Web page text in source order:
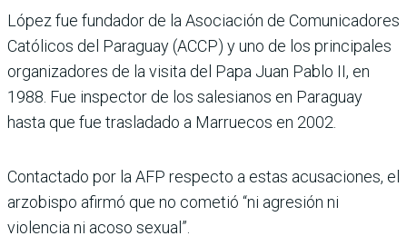
López fue fundador de la Asociación de Comunicadores
Católicos del Paraguay (ACCP) y uno de los principales
organizadores de la visita del Papa Juan Pablo II, en
1988. Fue inspector de los salesianos en Paraguay
hasta que fue trasladado a Marruecos en 2002.
Contactado por la AFP respecto a estas acusaciones, el
arzobispo afirmó que no cometió “ni agresión ni
violencia ni acoso sexual”.